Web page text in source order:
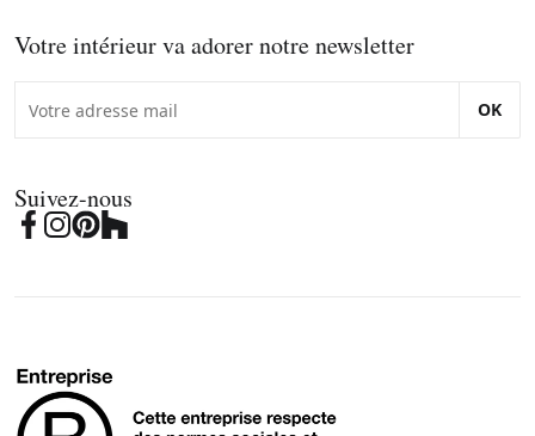
Votre intérieur va adorer notre newsletter
OK
Suivez-nous